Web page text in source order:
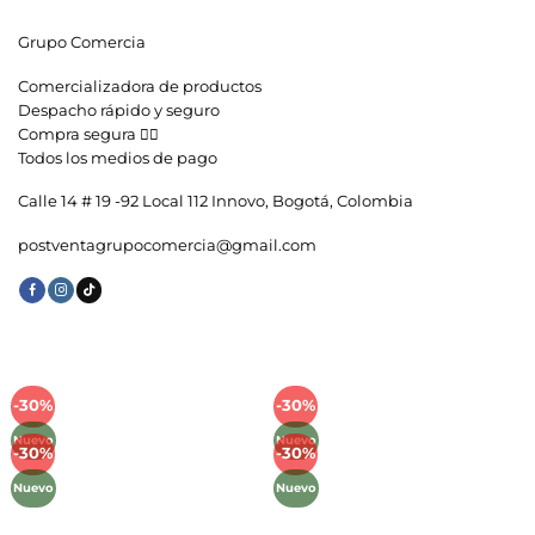
Grupo Comercia
Comercializadora de productos
Despacho rápido y seguro
Compra segura 👇🏼
Todos los medios de pago
Calle 14 # 19 -92 Local 112 Innovo, Bogotá, Colombia
postventagrupocomercia@gmail.com
-30%
Nuevo
-30%
Nuevo
-30%
Nuevo
-30%
Nuevo